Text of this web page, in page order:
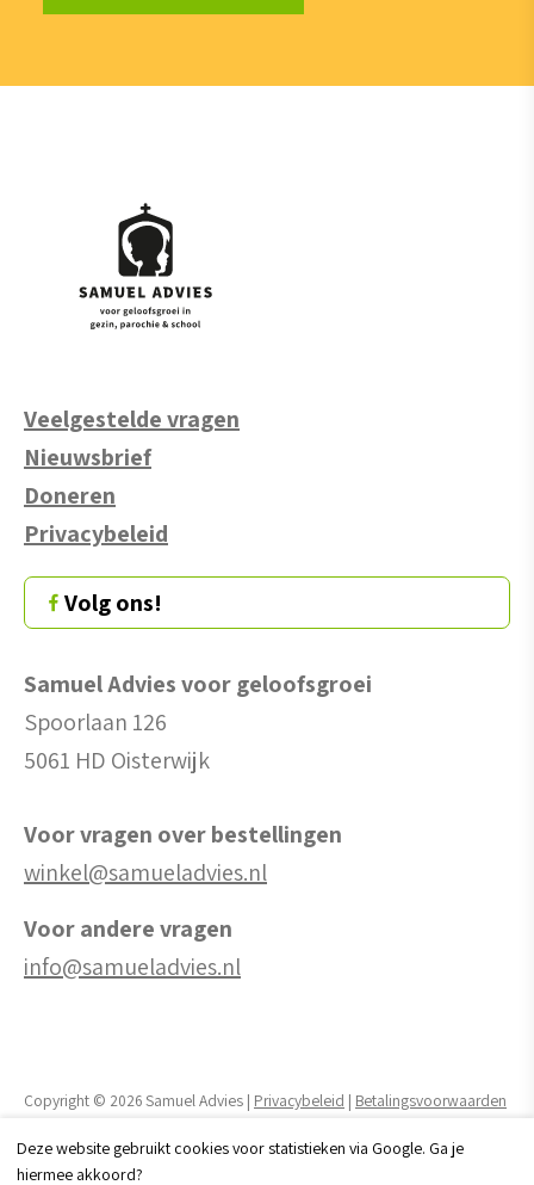
Veelgestelde vragen
Nieuwsbrief
Doneren
Privacybeleid
Volg ons!
Samuel Advies voor geloofsgroei
Spoorlaan 126
5061 HD Oisterwijk
Voor vragen over bestellingen
winkel@samueladvies.nl
Voor andere vragen
info@samueladvies.nl
Copyright © 2026 Samuel Advies | Privacybeleid | Betalingsvoorwaarden
Realisatie website door:Webheld.nl
Deze website gebruikt cookies voor statistieken via Google. Ga je
hiermee akkoord?